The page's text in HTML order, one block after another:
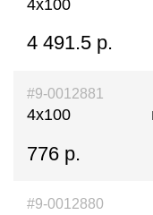
4х100
4 491.5 р.
#9-0012881
4х100
776 р.
#9-0012880